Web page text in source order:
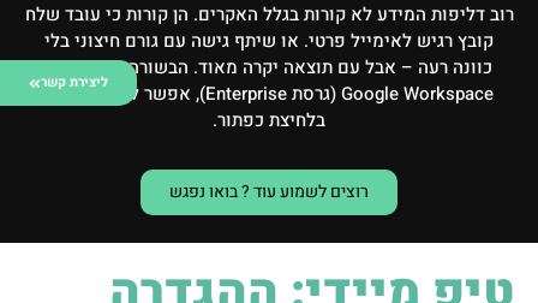
ליצירת קשר
רוב דליפות המידע לא קורות בגלל האקרים. הן קורות כי עובד שלח
קובץ רגיש לאימייל פרטי. או שיתף גישה עם גורם חיצוני בלי
כוונה רעה – אבל עם תוצאה יקרה מאוד. הבשורה הטובה? ב-
Google Workspace (גרסת Enterprise), אפשר למנוע את זה
בלחיצת כפתור.
רוצים לשמוע עוד ? בואו נפגש